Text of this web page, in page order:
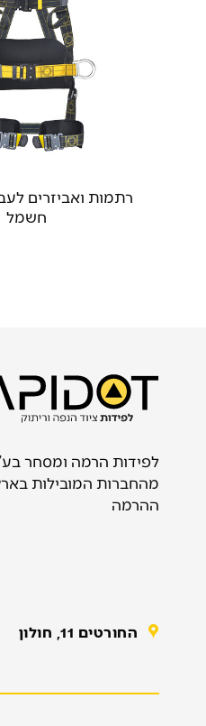
רתמות ואביזרים
חשמל
לפידות הרמה ומסחר
מהחברות המובילות
ההרמה
החורטים 11, חולון